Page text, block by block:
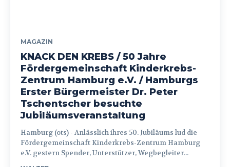
MAGAZIN
KNACK DEN KREBS / 50 Jahre
Fördergemeinschaft Kinderkrebs-
Zentrum Hamburg e.V. / Hamburgs
Erster Bürgermeister Dr. Peter
Tschentscher besuchte
Jubiläumsveranstaltung
Hamburg (ots) - Anlässlich ihres 50. Jubiläums lud die
Fördergemeinschaft Kinderkrebs-Zentrum Hamburg
e.V. gestern Spender, Unterstützer, Wegbegleiter...